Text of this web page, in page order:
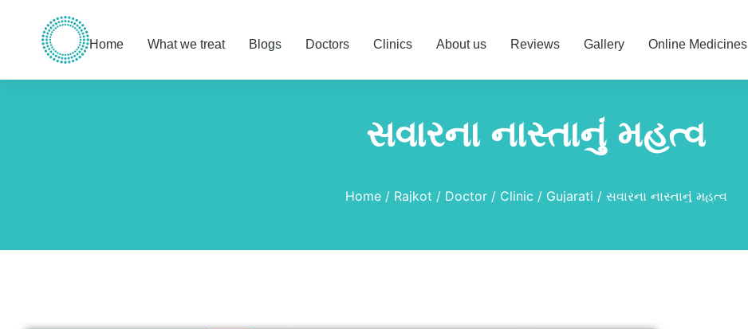
Home What we treat Blogs Doctors Clinics About us Reviews Gallery Online Medicines
સવારના નાસ્તાનું મહત્વ
Home Rajkot Doctor Clinic Gujarati સવારના નાસ્તાનું મહત્વ